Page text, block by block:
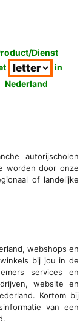
Dienst
in
Nederland
autorijscholen
worden door onze
of landelijke
webshops en
bij jou in de
services en
website en
Kortom bij
van een